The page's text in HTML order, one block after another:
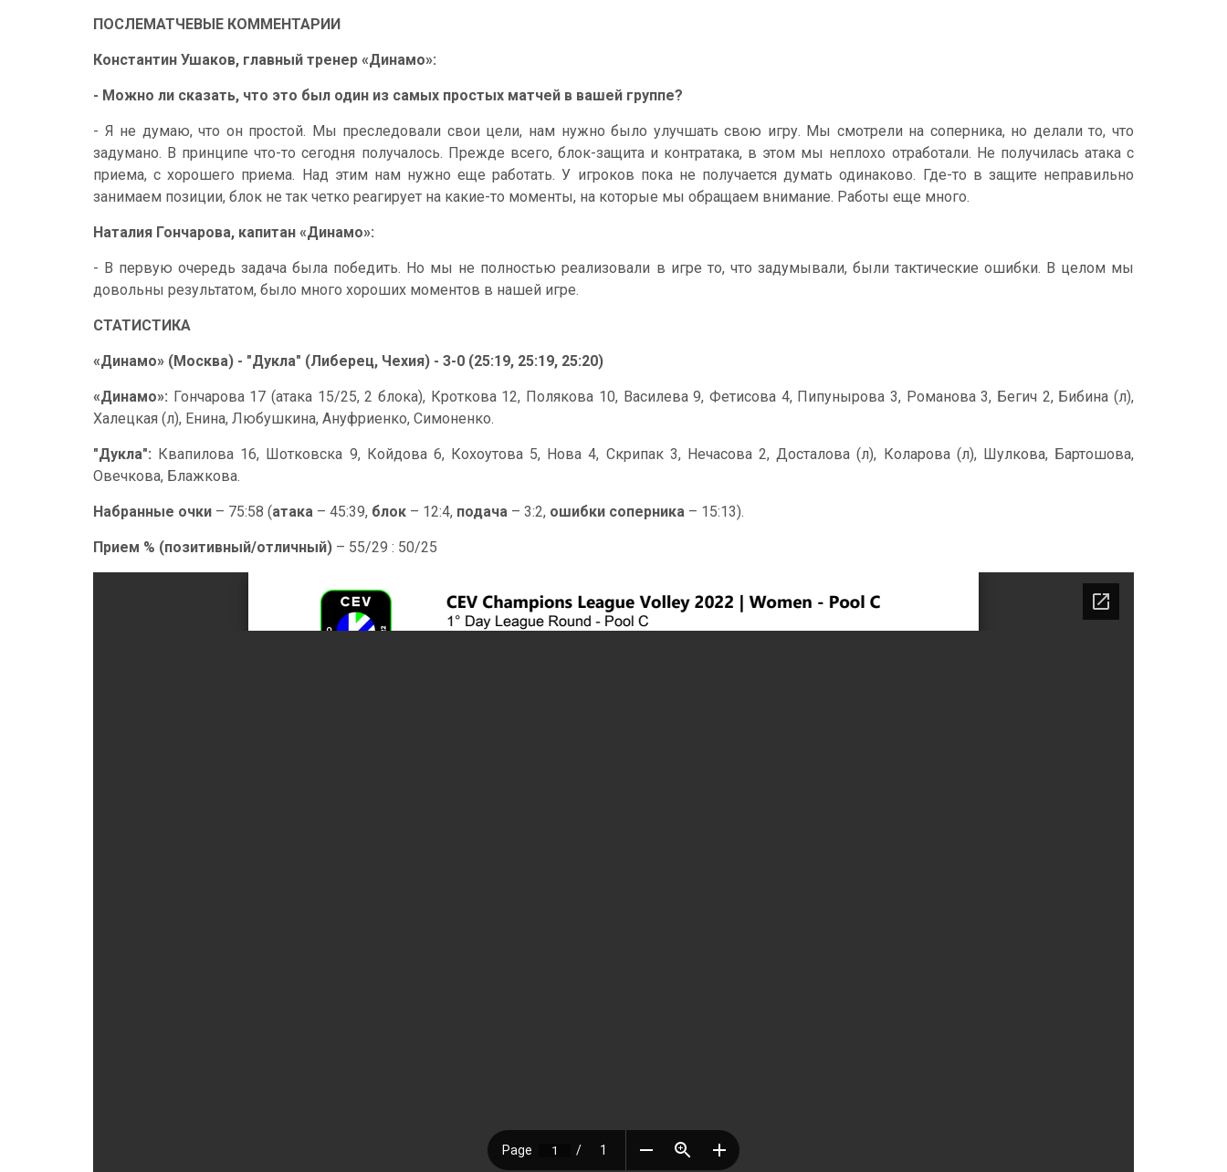
ПОСЛЕМАТЧЕВЫЕ КОММЕНТАРИИ
Константин Ушаков, главный тренер «Динамо»:
- Можно ли сказать, что это был один из самых простых матчей в вашей группе?
- Я не думаю, что он простой. Мы преследовали свои цели, нам нужно было улучшать свою игру. Мы смотрели на соперника, но делали то, что
задумано. В принципе что-то сегодня получалось. Прежде всего, блок-защита и контратака, в этом мы неплохо отработали. Не получилась атака с
приема, с хорошего приема. Над этим нам нужно еще работать. У игроков пока не получается думать одинаково. Где-то в защите неправильно
занимаем позиции, блок не так четко реагирует на какие-то моменты, на которые мы обращаем внимание. Работы еще много.
Наталия Гончарова, капитан «Динамо»:
- В первую очередь задача была победить. Но мы не полностью реализовали в игре то, что задумывали, были тактические ошибки. В целом мы
довольны результатом, было много хороших моментов в нашей игре.
СТАТИСТИКА
«Динамо» (Москва) - "Дукла" (Либерец, Чехия) - 3-0 (25:19, 25:19, 25:20)
«Динамо»: Гончарова 17 (атака 15/25, 2 блока), Кроткова 12, Полякова 10, Василева 9, Фетисова 4, Пипунырова 3, Романова 3, Бегич 2, Бибина (л),
Халецкая (л), Енина, Любушкина, Ануфриенко, Симоненко.
"Дукла": Квапилова 16, Шотковска 9, Койдова 6, Кохоутова 5, Нова 4, Скрипак 3, Нечасова 2, Досталова (л), Коларова (л), Шулкова, Бартошова,
Овечкова, Блажкова.
Набранные очки – 75:58 (атака – 45:39, блок – 12:4, подача – 3:2, ошибки соперника – 15:13).
Прием % (позитивный/отличный) – 55/29 : 50/25